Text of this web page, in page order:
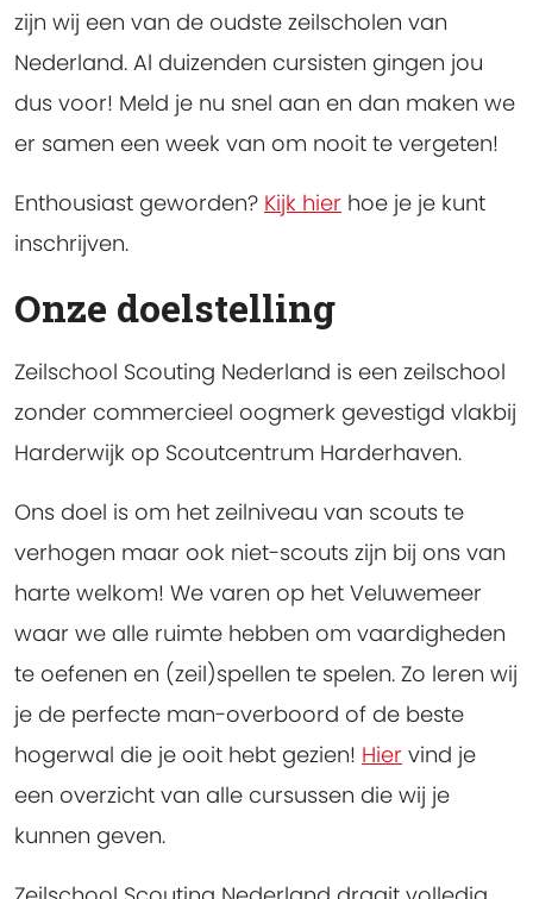
zijn wij een van de oudste zeilscholen van
Nederland. Al duizenden cursisten gingen jou
dus voor! Meld je nu snel aan en dan maken we
er samen een week van om nooit te vergeten!
Enthousiast geworden? Kijk hier hoe je je kunt
inschrijven.
Onze doelstelling
Zeilschool Scouting Nederland is een zeilschool
zonder commercieel oogmerk gevestigd vlakbij
Harderwijk op Scoutcentrum Harderhaven.
Ons doel is om het zeilniveau van scouts te
verhogen maar ook niet-scouts zijn bij ons van
harte welkom! We varen op het Veluwemeer
waar we alle ruimte hebben om vaardigheden
te oefenen en (zeil)spellen te spelen. Zo leren wij
je de perfecte man-overboord of de beste
hogerwal die je ooit hebt gezien! Hier vind je
een overzicht van alle cursussen die wij je
kunnen geven.